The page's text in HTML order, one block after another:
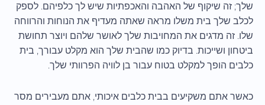
שלך; זה שיקוף של האהבה והאכפתיות שיש לך כלפיהם. לספק
לכלב שלך בית משלו מראה שאתה מעדיף את הנוחות והרווחה
שלו. זה מדגים את המחויבות שלך לאושר שלהם ויוצר תחושת
ביטחון ושייכות. בדיוק כמו שהבית שלך הוא מקלט עבורך, בית
כלבים הופך למקלט בטוח עבור בן לוויה הפרוותי שלך.
כאשר אתם משקיעים בבית כלבים איכותי, אתם מעבירים מסר